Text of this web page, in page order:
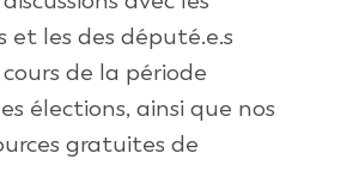
et les des député.e.s
de la période
élections, ainsi que nos
gratuites de